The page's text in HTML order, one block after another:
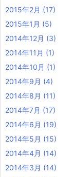
2015年2月 (17)
2015年1月 (5)
2014年12月 (3)
2014年11月 (1)
2014年10月 (1)
2014年9月 (4)
2014年8月 (11)
2014年7月 (17)
2014年6月 (19)
2014年5月 (15)
2014年4月 (14)
2014年3月 (14)